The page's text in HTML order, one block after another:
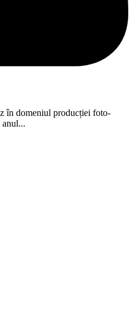
în domeniul producției foto-